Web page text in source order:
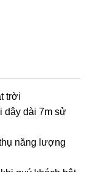
trời
dây dài 7m sử
năng lượng